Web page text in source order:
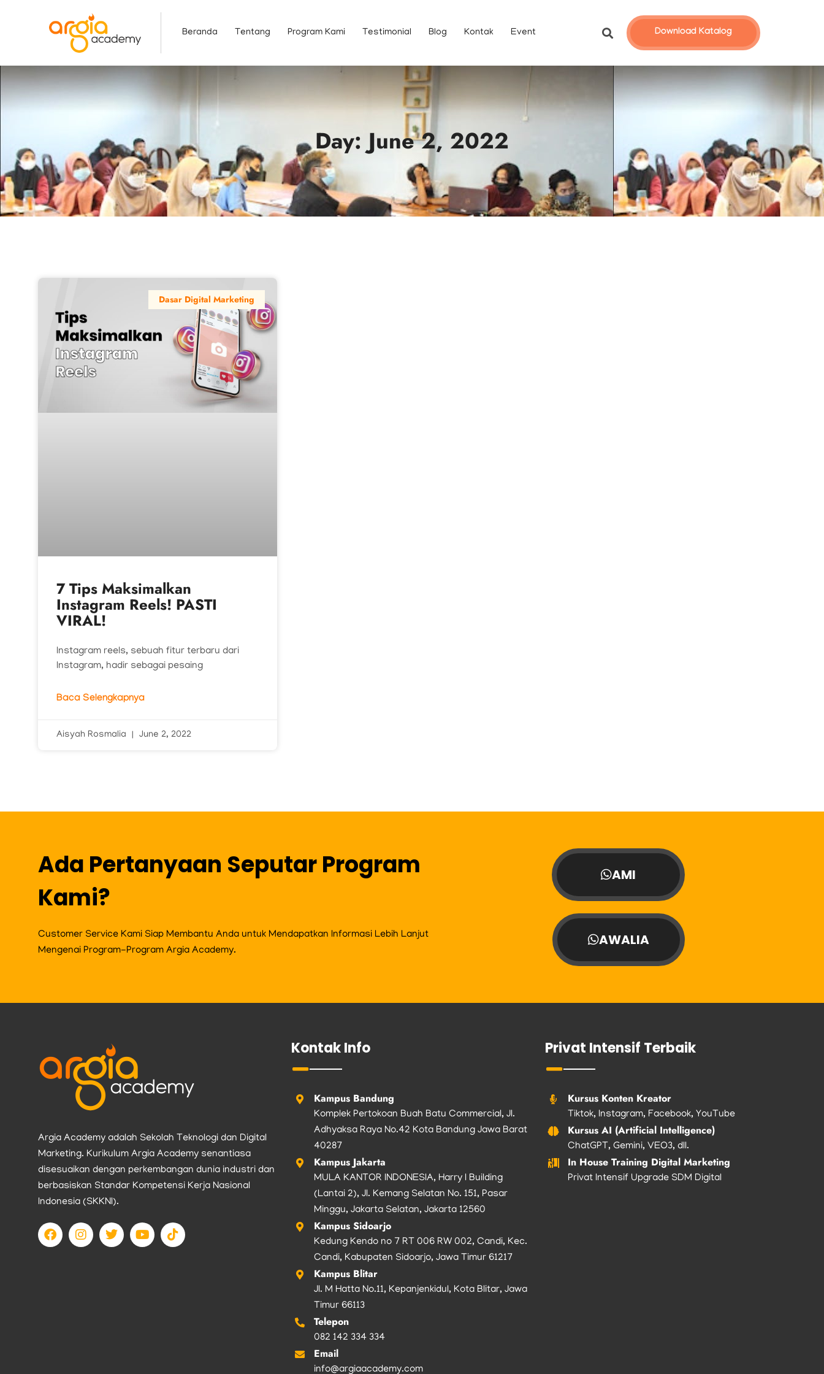
Beranda Tentang Program Kami Testimonial Blog Kontak Event Download Katalog
Day: June 2, 2022
Dasar Digital Marketing
7 Tips Maksimalkan
Instagram Reels! PASTI
VIRAL!
Instagram reels, sebuah fitur terbaru dari
Instagram, hadir sebagai pesaing
Baca Selengkapnya
Aisyah Rosmalia June 2, 2022
Ada Pertanyaan Seputar Program
Kami?
Customer Service Kami Siap Membantu Anda untuk Mendapatkan Informasi Lebih Lanjut
Mengenai Program-Program Argia Academy.
AMI
AWALIA
Argia Academy adalah Sekolah Teknologi dan Digital
Marketing. Kurikulum Argia Academy senantiasa
disesuaikan dengan perkembangan dunia industri dan
berbasiskan Standar Kompetensi Kerja Nasional
Indonesia (SKKNI).
F
a
c
I
n
s
T
w
i
Y
o
u
T
i
k
Kontak Info
Kampus Bandung
Komplek Pertokoan Buah Batu Commercial, Jl.
Adhyaksa Raya No.42 Kota Bandung Jawa Barat
40287
Kampus Jakarta
MULA KANTOR INDONESIA, Harry I Building
(Lantai 2), Jl. Kemang Selatan No. 151, Pasar
Minggu, Jakarta Selatan, Jakarta 12560
Kampus Sidoarjo
Kedung Kendo no 7 RT 006 RW 002, Candi, Kec.
Candi, Kabupaten Sidoarjo, Jawa Timur 61217
Kampus Blitar
Jl. M Hatta No.11, Kepanjenkidul, Kota Blitar, Jawa
Timur 66113
Telepon
082 142 334 334
Email
info@argiaacademy.com
Privat Intensif Terbaik
Kursus Konten Kreator
Tiktok, Instagram, Facebook, YouTube
Kursus AI (Artificial Intelligence)
ChatGPT, Gemini, VEO3, dll.
In House Training Digital Marketing
Privat Intensif Upgrade SDM Digital